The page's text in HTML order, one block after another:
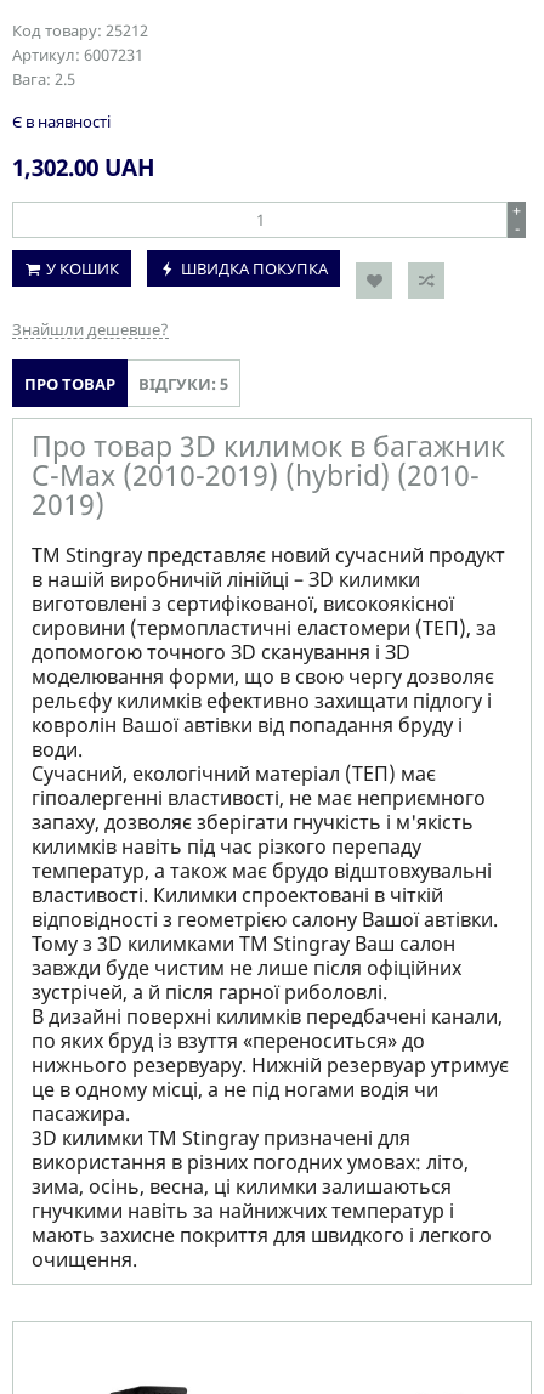
Код товару: 25212
Артикул: 6007231
Вага: 2.5
Є в наявності
1,302.00 UAH
+
-
У КОШИК
ШВИДКА ПОКУПКА
Знайшли дешевше?
ПРО ТОВАР ВІДГУКИ: 5
Про товар 3D килимок в багажник
C-Max (2010-2019) (hybrid) (2010-
2019)
ТМ Stingray представляє новий сучасний продукт
в нашій виробничій лінійці – ЗD килимки
виготовлені з сертифікованої, високоякісної
сировини (термопластичні еластомери (ТЕП), за
допомогою точного ЗD сканування і ЗD
моделювання форми, що в свою чергу дозволяє
рельєфу килимків ефективно захищати підлогу і
ковролін Вашої автівки від попадання бруду і
води.
Сучасний, екологічний матеріал (ТЕП) має
гіпоалергенні властивості, не має неприємного
запаху, дозволяє зберігати гнучкість і м'якість
килимків навіть під час різкого перепаду
температур, а також має брудо відштовхувальні
властивості. Килимки спроектовані в чіткій
відповідності з геометрією салону Вашої автівки.
Тому з 3D килимками TM Stingray Ваш салон
завжди буде чистим не лише після офіційних
зустрічей, а й після гарної риболовлі.
В дизайні поверхні килимків передбачені канали,
по яких бруд із взуття «переноситься» до
нижнього резервуару. Нижній резервуар утримує
це в одному місці, а не під ногами водія чи
пасажира.
3D килимки TM Stingray призначені для
використання в різних погодних умовах: літо,
зима, осінь, весна, ці килимки залишаються
гнучкими навіть за найнижчих температур і
мають захисне покриття для швидкого і легкого
очищення.